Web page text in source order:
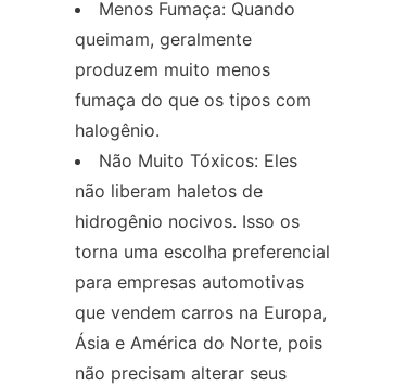
Menos Fumaça: Quando
queimam, geralmente
produzem muito menos
fumaça do que os tipos com
halogênio.
Não Muito Tóxicos: Eles
não liberam haletos de
hidrogênio nocivos. Isso os
torna uma escolha preferencial
para empresas automotivas
que vendem carros na Europa,
Ásia e América do Norte, pois
não precisam alterar seus